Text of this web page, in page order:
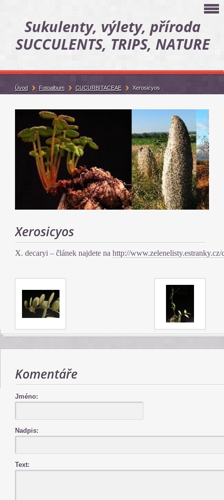
Sukulenty, výlety, příroda
SUCCULENTS, TRIPS, NATURE
Xerosicyos
X. decaryi – článek najdete na http://www.zelenelisty.estranky.cz/
Komentáře
Jméno:
Nadpis:
Text:
Úvod Fotoalbum CUCURBITACEAE Xerosicyos